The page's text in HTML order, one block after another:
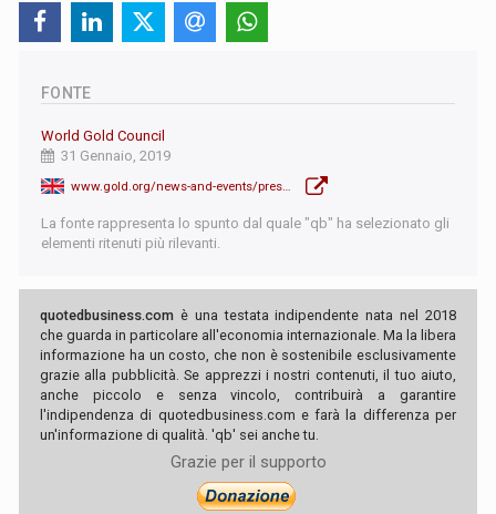
FONTE
World Gold Council
31 Gennaio, 2019
La fonte rappresenta lo spunto dal quale "qb" ha selezionato gli
elementi ritenuti più rilevanti.
quotedbusiness.com è una testata indipendente nata nel 2018
che guarda in particolare all'economia internazionale. Ma la libera
informazione ha un costo, che non è sostenibile esclusivamente
grazie alla pubblicità. Se apprezzi i nostri contenuti, il tuo aiuto,
anche piccolo e senza vincolo, contribuirà a garantire
l'indipendenza di quotedbusiness.com e farà la differenza per
un'informazione di qualità. 'qb' sei anche tu.
Grazie per il supporto